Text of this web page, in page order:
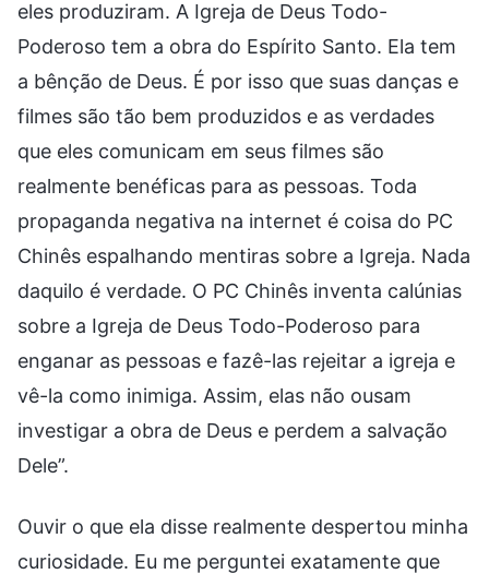
eles produziram. A Igreja de Deus Todo-
Poderoso tem a obra do Espírito Santo. Ela tem
a bênção de Deus. É por isso que suas danças e
filmes são tão bem produzidos e as verdades
que eles comunicam em seus filmes são
realmente benéficas para as pessoas. Toda
propaganda negativa na internet é coisa do PC
Chinês espalhando mentiras sobre a Igreja. Nada
daquilo é verdade. O PC Chinês inventa calúnias
sobre a Igreja de Deus Todo-Poderoso para
enganar as pessoas e fazê-las rejeitar a igreja e
vê-la como inimiga. Assim, elas não ousam
investigar a obra de Deus e perdem a salvação
Dele”.
Ouvir o que ela disse realmente despertou minha
curiosidade. Eu me perguntei exatamente que